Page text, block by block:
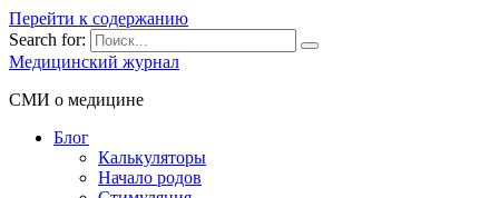
Перейти к содержанию
Search for:
Медицинский журнал
СМИ о медицине
Блог
Калькуляторы
Начало родов